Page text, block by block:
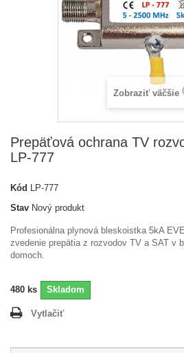
Zobraziť väčšie
Prepäťová ochrana TV
LP-777
Kód LP-777
Stav Nový produkt
Profesionálna plynová bleskoistka 5kA
zvedenie prepätia z rozvodov TV a SAT v
domoch
480 ks Skladom
Vytlačiť